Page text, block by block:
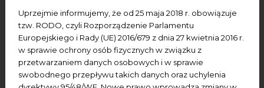
Uprzejmie informujemy, że od 25 maja 2018 r. obowiązuje
tzw. RODO, czyli Rozporządzenie Parlamentu
Europejskiego i Rady (UE) 2016/679 z dnia 27 kwietnia 2016 r.
w sprawie ochrony osób fizycznych w związku z
przetwarzaniem danych osobowych i w sprawie
swobodnego przepływu takich danych oraz uchylenia
Add to Google calendar Add to iCal calendar
Termin:10 października 2023, godz. 18.00
Miejsce:NCK - Ratusz Staromiejski